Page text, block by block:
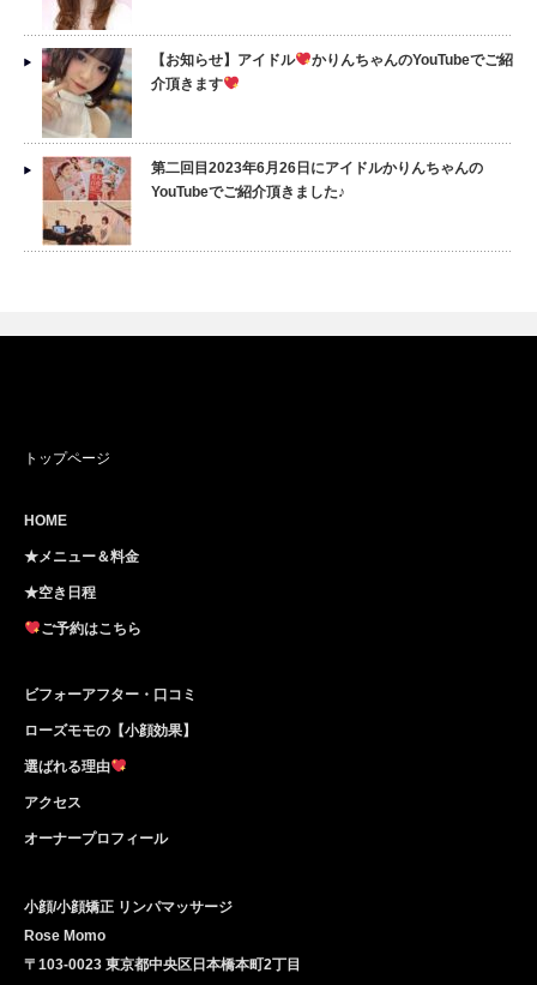
【お知らせ】アイドル
かりんちゃんのYouTubeでご紹
介頂きます
第二回目2023年6月26日にアイドルかりんちゃんの
YouTubeでご紹介頂きました♪
トップページ
HOME
★メニュー＆料金
★空き日程
ご予約はこちら
ビフォーアフター・口コミ
ローズモモの【小顔効果】
選ばれる理由
アクセス
オーナープロフィール
小顔/小顔矯正 リンパマッサージ
Rose Momo
〒103-0023 東京都中央区日本橋本町2丁目